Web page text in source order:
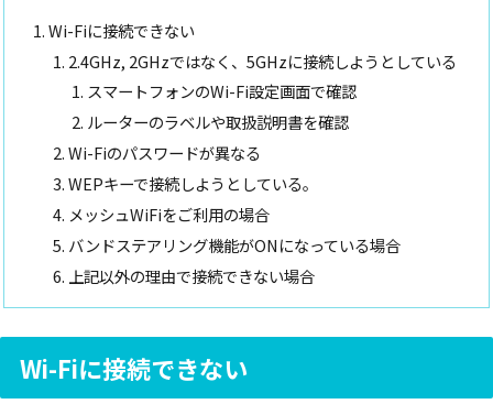
Wi-Fiに接続できない
2.4GHz, 2GHzではなく、5GHzに接続しようとしている
スマートフォンのWi-Fi設定画面で確認
ルーターのラベルや取扱説明書を確認
Wi-Fiのパスワードが異なる
WEPキーで接続しようとしている。
メッシュWiFiをご利用の場合
バンドステアリング機能がONになっている場合
上記以外の理由で接続できない場合
Wi-Fiに接続できない